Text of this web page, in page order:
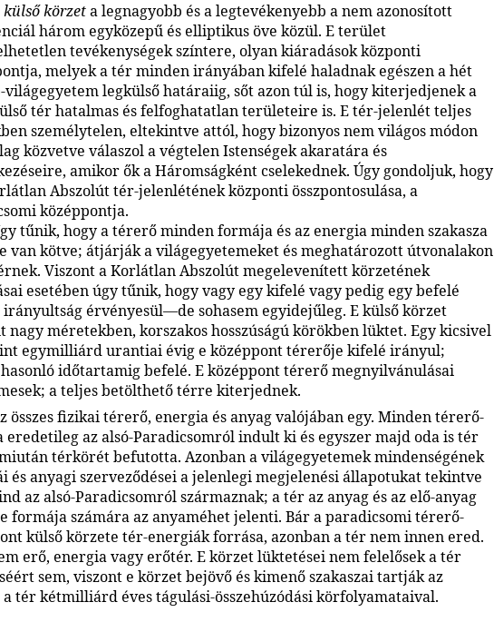
külső körzeta legnagyobb és a legtevékenyebb a nem azonosított
három egyközepű és elliptikus öve közül. E terület
tevékenységek színtere, olyan kiáradások központi
melyek a tér minden irányában kifelé haladnak egészen a hét
világegyetem legkülső határaiig, sőt azon túl is, hogy kiterjedjenek a
tér hatalmas és felfoghatatlan területeire is. E tér-jelenlét teljes
személytelen, eltekintve attól, hogy bizonyos nem világos módon
közvetve válaszol a végtelen Istenségek akaratára és
amikor ők a Háromságként cselekednek. Úgy gondoljuk, hogy
Abszolút tér-jelenlétének központi összpontosulása, a
középpontja.
tűnik, hogy a térerő minden formája és az energia minden szakasza
van kötve; átjárják a világegyetemeket és meghatározott útvonalakon
Viszont a Korlátlan Abszolút megelevenített körzetének
esetében úgy tűnik, hogy vagy egy kifelé vagy pedig egy befelé
érvényesül—de sohasem egyidejűleg. E külső körzet
nagy méretekben, korszakos hosszúságú körökben lüktet. Egy kicsivel
egymilliárd urantiai évig e középpont térerője kifelé irányul;
időtartamig befelé. E középpont térerő megnyilvánulásai
a teljes betölthető térre kiterjednek.
összes fizikai térerő, energia és anyag valójában egy. Minden térerő-
eredetileg az alsó-Paradicsomról indult ki és egyszer majd oda is tér
térkörét befutotta. Azonban a világegyetemek mindenségének
és anyagi szerveződései a jelenlegi megjelenési állapotukat tekintve
az alsó-Paradicsomról származnak; a tér az anyag és az elő-anyag
formája számára az anyaméhet jelenti. Bár a paradicsomi térerő-
külső körzete tér-energiák forrása, azonban a tér nem innen ered.
erő, energia vagy erőtér. E körzet lüktetései nem felelősek a tér
sem, viszont e körzet bejövő és kimenő szakaszai tartják az
tér kétmilliárd éves tágulási-összehúzódási körfolyamataival.